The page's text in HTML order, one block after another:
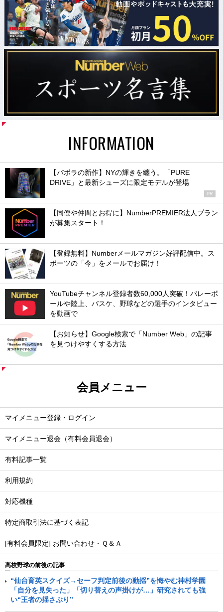
INFORMATION
【バボラの新作】NYの輝きを纏う。「PURE
DRIVE」と最新シューズに限定モデルが登場
PR
【同僚や仲間とお得に】NumberPREMIER法人プラン
が募集スタート！
【登録無料】Numberメールマガジン好評配信中。ス
ポーツの「今」をメールでお届け！
YouTubeチャンネル登録者数60,000人突破！バレーボ
ールや陸上、バスケ、野球などの選手のインタビュー
を動画で
【お知らせ】Google検索で「Number Web」の記事
を見つけやすくする方法
会員メニュー
マイメニュー登録・ログイン
マイメニュー退会（有料会員退会）
有料記事一覧
利用規約
対応機種
特定商取引法に基づく表記
[有料会員限定] お問い合わせ・Ｑ＆Ａ
高校野球の前後の記事
“仙台育英スクイズ→セーフ判定前後の動揺”を悔やむ神村学園
「自分を見失った」「切り替えの声掛けが…」研究されても強
い“王者の揺さぶり”